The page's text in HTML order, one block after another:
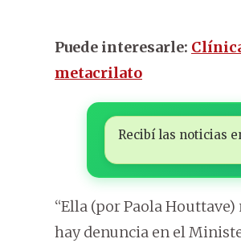
Puede interesarle:
metacrilato
Recibí las noticias
“Ella (por Paola
hay denuncia en el